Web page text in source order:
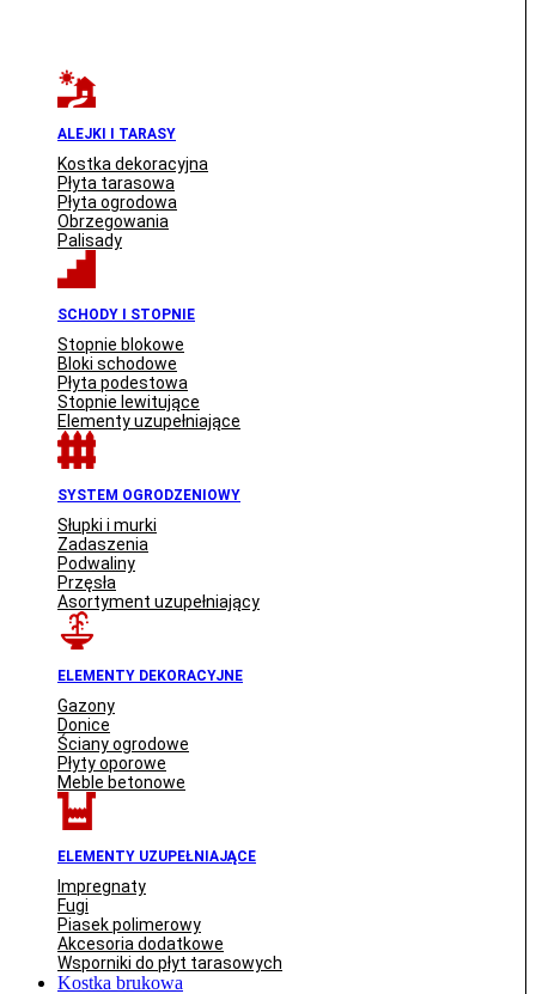
ALEJKI I TARASY
Kostka dekoracyjna
Płyta tarasowa
Płyta ogrodowa
Obrzegowania
Palisady
SCHODY I STOPNIE
Stopnie blokowe
Bloki schodowe
Płyta podestowa
Stopnie lewitujące
Elementy uzupełniające
SYSTEM OGRODZENIOWY
Słupki i murki
Zadaszenia
Podwaliny
Przęsła
Asortyment uzupełniający
ELEMENTY DEKORACYJNE
Gazony
Donice
Ściany ogrodowe
Płyty oporowe
Meble betonowe
ELEMENTY UZUPEŁNIAJĄCE
Impregnaty
Fugi
Piasek polimerowy
Akcesoria dodatkowe
Wsporniki do płyt tarasowych
Kostka brukowa